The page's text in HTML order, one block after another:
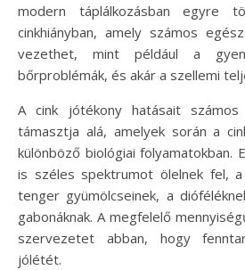
modern táplálkozásban egyre
cinkhiányban, amely számos
vezethet, mint például a
bőrproblémák, és akár a szellemi
A cink jótékony hatásait számos
támasztja alá, amelyek során a
különböző biológiai folyamatokban.
is széles spektrumot ölelnek fel,
tenger gyümölcseinek, a
gabonáknak. A megfelelő
szervezetet abban, hogy
jólétét.